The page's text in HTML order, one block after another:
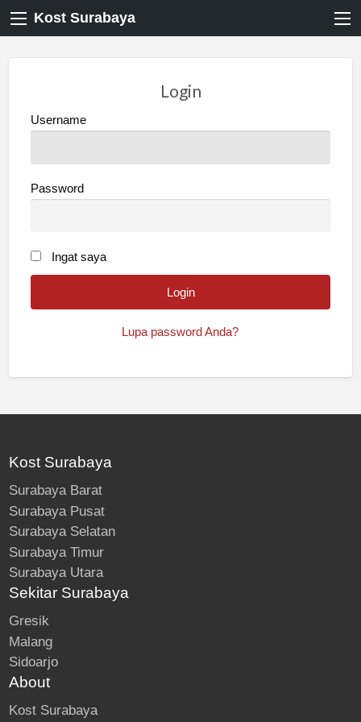
Kost Surabaya
Login
Username
Password
Ingat saya
Lupa password Anda?
Kost Surabaya
Surabaya Barat
Surabaya Pusat
Surabaya Selatan
Surabaya Timur
Surabaya Utara
Sekitar Surabaya
Gresik
Malang
Sidoarjo
About
Kost Surabaya